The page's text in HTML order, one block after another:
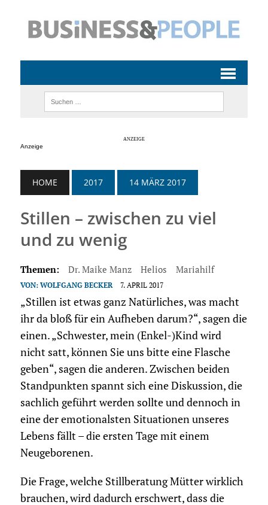
Anzeige
HOME 2017 14 MÄRZ 2017
Stillen – zwischen zu viel
und zu wenig
Themen: Dr. Maike Manz Helios Mariahilf
VON: WOLFGANG BECKER 7. APRIL 2017
„Stillen ist etwas ganz Natürliches, was macht
ihr da bloß für ein Aufheben darum?“, sagen die
einen. „Schwester, mein (Enkel-)Kind wird
nicht satt, können Sie uns bitte eine Flasche
geben“, sagen die anderen. Zwischen beiden
Standpunkten spannt sich eine Diskussion, die
sachlich geführt werden sollte und dennoch in
eine der emotionalsten Situationen unseres
Lebens fällt – die ersten Tage mit einem
Neugeborenen.
Die Frage, welche Stillberatung Mütter wirklich
brauchen, wird dadurch erschwert, dass die